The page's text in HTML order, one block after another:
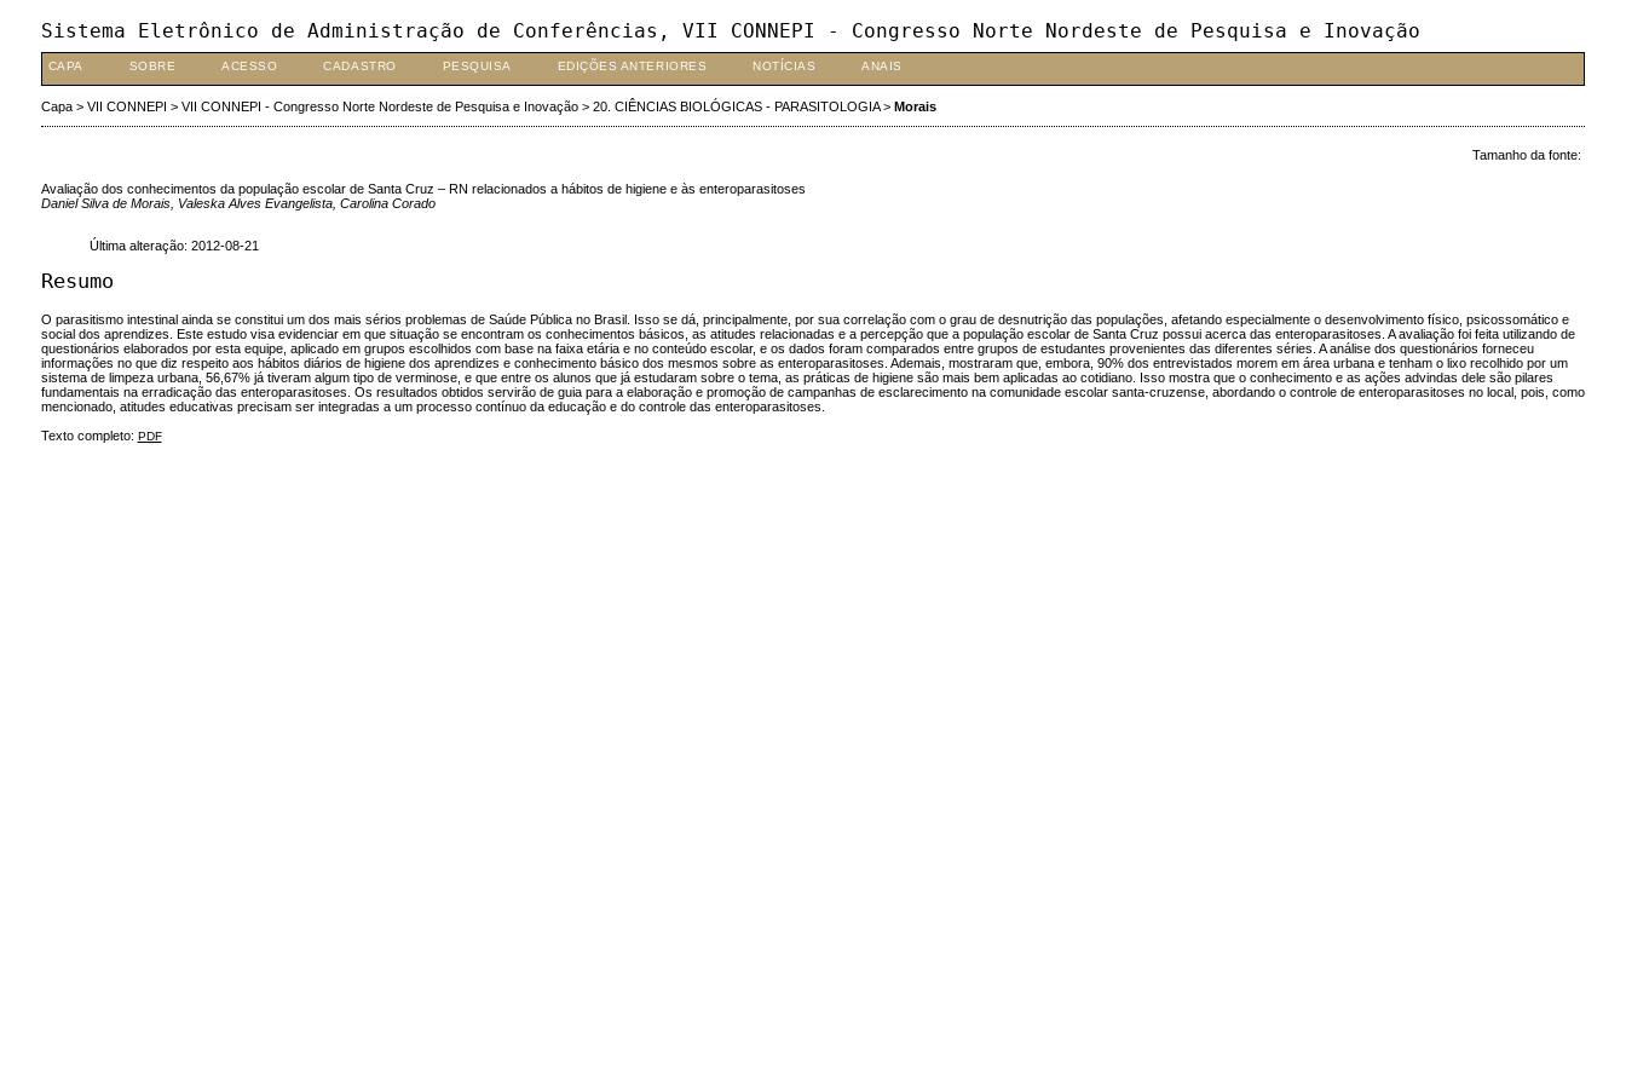
Sistema Eletrônico de Administração de Conferências, VII CONNEPI - Congresso Norte Nordeste de Pesquisa e Inovação
CAPA SOBRE ACESSO CADASTRO PESQUISA EDIÇÕES ANTERIORES NOTÍCIAS ANAIS
Capa> VII CONNEPI > VII CONNEPI - Congresso Norte Nordeste de Pesquisa e Inovação> 20. CIÊNCIAS BIOLÓGICAS - PARASITOLOGIA> Morais
Tamanho da fonte:
Avaliação dos conhecimentos da população escolar de Santa Cruz – RN relacionados a hábitos de higiene e às enteroparasitoses
Daniel Silva de Morais, Valeska Alves Evangelista, Carolina Corado
Última alteração: 2012-08-21
Resumo
O parasitismo intestinal ainda se constitui um dos mais sérios problemas de Saúde Pública no Brasil. Isso se dá, principalmente, por sua correlação com o grau de desnutrição das populações, afetando especialmente o desenvolvimento físico, psicossomático e
social dos aprendizes. Este estudo visa evidenciar em que situação se encontram os conhecimentos básicos, as atitudes relacionadas e a percepção que a população escolar de Santa Cruz possui acerca das enteroparasitoses. A avaliação foi feita utilizando de
questionários elaborados por esta equipe, aplicado em grupos escolhidos com base na faixa etária e no conteúdo escolar, e os dados foram comparados entre grupos de estudantes provenientes das diferentes séries. A análise dos questionários forneceu
informações no que diz respeito aos hábitos diários de higiene dos aprendizes e conhecimento básico dos mesmos sobre as enteroparasitoses. Ademais, mostraram que, embora, 90% dos entrevistados morem em área urbana e tenham o lixo recolhido por um
sistema de limpeza urbana, 56,67% já tiveram algum tipo de verminose, e que entre os alunos que já estudaram sobre o tema, as práticas de higiene são mais bem aplicadas ao cotidiano. Isso mostra que o conhecimento e as ações advindas dele são pilares
fundamentais na erradicação das enteroparasitoses. Os resultados obtidos servirão de guia para a elaboração e promoção de campanhas de esclarecimento na comunidade escolar santa-cruzense, abordando o controle de enteroparasitoses no local, pois, como
mencionado, atitudes educativas precisam ser integradas a um processo contínuo da educação e do controle das enteroparasitoses.
Texto completo: PDF